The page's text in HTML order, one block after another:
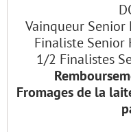
Vainqueur Senior
Finaliste Senior
1/2 Finalistes
Fromages de la